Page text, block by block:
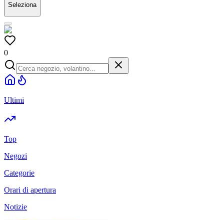
Seleziona
0
Ultimi
Top
Negozi
Categorie
Orari di apertura
Notizie